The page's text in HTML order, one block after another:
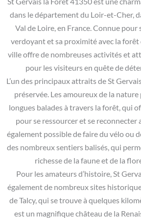
dans le département du Loir-et-Cher,
Val de Loire, en France. Connue
verdoyant et sa proximité avec la
ville offre de nombreuses activités et
pour les visiteurs en quête de
L’un des principaux attraits de St
préservée. Les amoureux de la
longues balades à travers la forêt, qui
pour se ressourcer et se reconnecter
également possible de faire du vélo ou
des nombreux sentiers balisés, qui
richesse de la faune et de la
Pour les amateurs d’histoire, St
également de nombreux sites
de Talcy, qui se trouve à quelques
est un magnifique château de la